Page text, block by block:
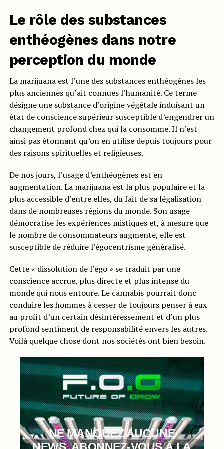
Le rôle des substances
enthéogènes dans notre
perception du monde
La marijuana est l’une des substances enthéogènes les
plus anciennes qu’ait connues l’humanité. Ce terme
désigne une substance d’origine végétale induisant un
état de conscience supérieur susceptible d’engendrer un
changement profond chez qui la consomme. Il n’est
ainsi pas étonnant qu’on en utilise depuis toujours pour
des raisons spirituelles et religieuses.
De nos jours, l’usage d’enthéogènes est en
augmentation. La marijuana est la plus populaire et la
plus accessible d’entre elles, du fait de sa légalisation
dans de nombreuses régions du monde. Son usage
démocratise les expériences mistiques et, à mesure que
le nombre de consommateurs augmente, elle est
susceptible de réduire l’égocentrisme généralisé.
Cette « dissolution de l’ego » se traduit par une
conscience accrue, plus directe et plus intense du
monde qui nous entoure. Le cannabis pourrait donc
conduire les hommes à cesser de toujours penser à eux
au profit d’un certain désintéressement et d’un plus
profond sentiment de responsabilité envers les autres.
Voilà quelque chose dont nos sociétés ont bien besoin.
NE MANQUEZ AUCUNE